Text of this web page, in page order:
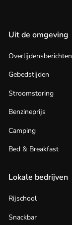
Uit de omgeving
Overlijdensberichten
Gebedstijden
Stroomstoring
Benzineprijs
Camping
Bed & Breakfast
Lokale bedrijven
Rijschool
Snackbar